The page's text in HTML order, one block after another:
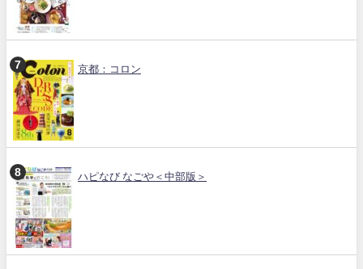
京都：コロン
ハピなび なごや＜中部版＞